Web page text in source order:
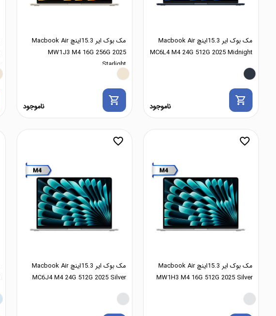
مک بوک ایر 15.3اینچ Macbook Air
MC6L4 M4 24G 512G 2025 Midnight
ناموجود
shopping_cart
مک بوک ایر 15.3اینچ Macbook Air
MW1J3 M4 16G 256G 2025
Starlight
ناموجود
shopping_cart
favorite_border
مک بوک ایر 15.3اینچ Macbook Air
MW1H3 M4 16G 512G 2025 Silver
favorite_border
مک بوک ایر 15.3اینچ Macbook Air
MC6J4 M4 24G 512G 2025 Silver